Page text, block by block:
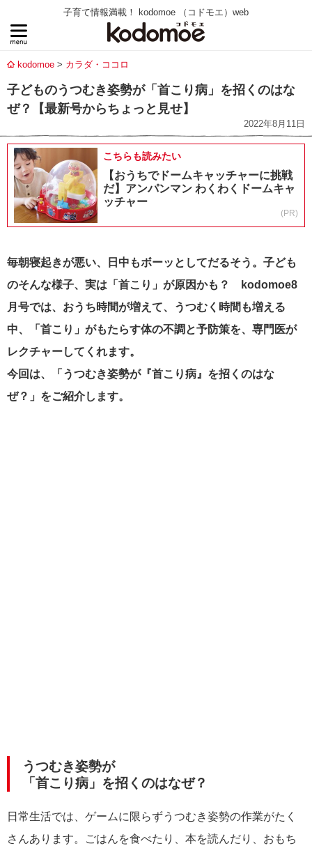
子育て情報満載！ kodomoe （コドモエ）web
kodomoe カラダ・ココロ
子どものうつむき姿勢が「首こり病」を招くのはな
ぜ？【最新号からちょっと見せ】
2022年8月11日
こちらも読みたい
【おうちでドームキャッチャーに挑戦
だ】アンパンマン わくわくドームキャ
ッチャー
(PR)
毎朝寝起きが悪い、日中もボーッとしてだるそう。子ども
のそんな様子、実は「首こり」が原因かも？ kodomoe8
月号では、おうち時間が増えて、うつむく時間も増える
中、
「首こり」がもたらす体の不調と予防策を、専門医が
レクチャーしてくれます。
今回は、「うつむき姿勢が『首こり病』を招くのはな
ぜ？」をご紹介します。
うつむき姿勢が
「首こり病」を招くのはなぜ？
日常生活では、ゲームに限らずうつむき姿勢の作業がたく
さんあります。ごはんを食べたり、本を読んだり、おもち